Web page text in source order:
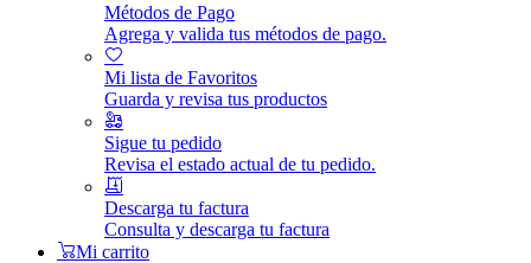
Métodos de Pago
Agrega y valida tus métodos de pago.
Mi lista de Favoritos
Guarda y revisa tus productos
Sigue tu pedido
Revisa el estado actual de tu pedido.
Descarga tu factura
Consulta y descarga tu factura
Mi carrito